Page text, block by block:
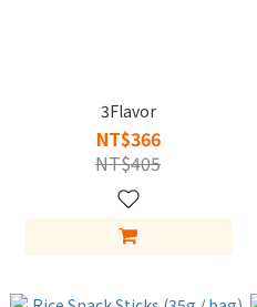
3Flavor
NT$366
NT$405